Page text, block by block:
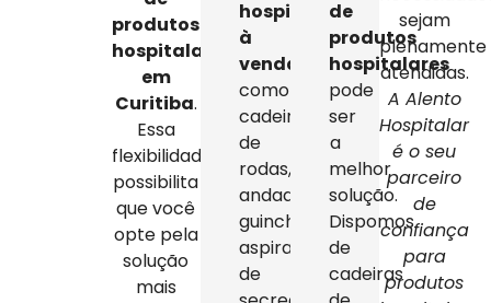
produtos
hospitalares
em
Curitiba.
Essa
flexibilidade
possibilita
que você
opte pela
solução
mais
hospitalares
à
venda
como
cadeiras
de
rodas,
andadores,
guinchos,
aspiradores
de
de
produtos
hospitalares
pode
ser
a
melhor
solução.
Dispomos
de
cadeiras
sejam
plenamente
atendidas.
A Alento
Hospitalar
é o seu
parceiro
de
confiança
para
produtos